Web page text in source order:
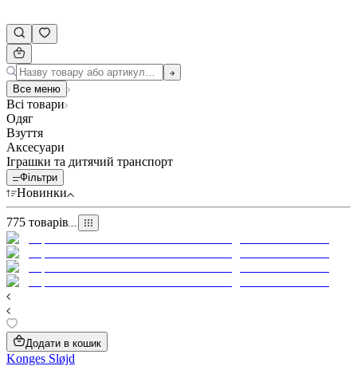
Все меню
Всі товари
Одяг
Взуття
Аксесуари
Іграшки та дитячий транспорт
Фільтри
Новинки
775 товарів
Додати в кошик
Konges Sløjd